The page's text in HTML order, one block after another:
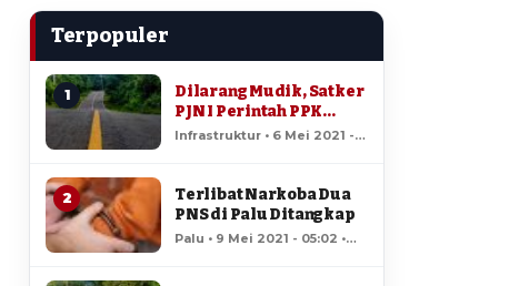
Terpopuler
1
Dilarang Mudik, Satker
PJN I Perintah PPK
Standby Jaga Kondisi
Infrastruktur • 6 Mei 2021 -
2
Terlibat Narkoba Dua
PNS di Palu Ditangkap
Palu • 9 Mei 2021 - 05:02 •